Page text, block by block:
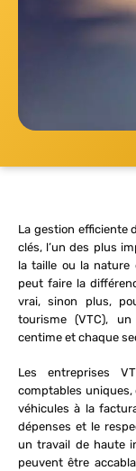
La gestion efficiente
clés, l’un des plus
la taille ou la nature
peut faire la
vrai, sinon plus,
tourisme (VTC),
centime et chaque
Les entreprises
comptables
véhicules à la
dépenses et le
un travail de haute
peuvent être